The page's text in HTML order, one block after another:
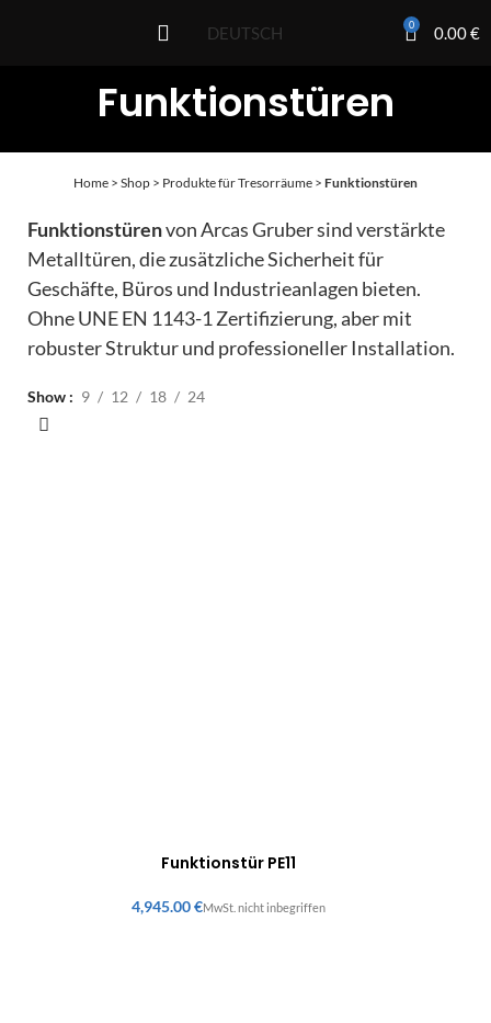
DEUTSCH 0 0.00€
Funktionstüren
Home > Shop > Produkte für Tresorräume > Funktionstüren
Funktionstürenvon Arcas Gruber sind verstärkte
Metalltüren, die zusätzliche Sicherheit für
Geschäfte, Büros und Industrieanlagen bieten.
Ohne UNE EN 1143-1 Zertifizierung, aber mit
robuster Struktur und professioneller Installation.
Show 9 12 18 24
Funktionstür PE11
€